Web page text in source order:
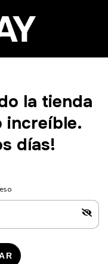
la tienda
increíble.
días!